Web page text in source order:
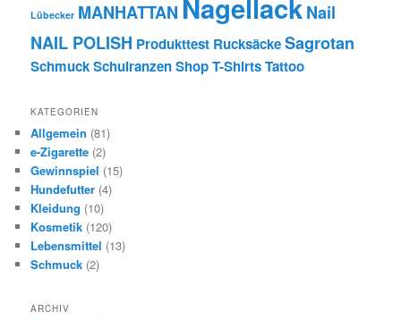
Lübecker MANHATTAN NagellackNail
NAIL POLISH Produkttest RucksäckeSagrotan
SchmuckSchulranzenShopT-ShirtsTattoo
KATEGORIEN
Allgemein (81)
e-Zigarette (2)
Gewinnspiel (15)
Hundefutter (4)
Kleidung (10)
Kosmetik (120)
Lebensmittel (13)
Schmuck (2)
ARCHIV